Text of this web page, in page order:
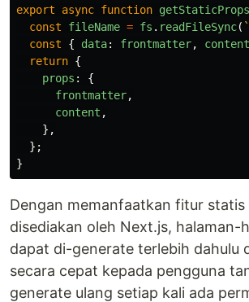
export
async function getStaticProps
const
fileName = fs . readFileSync(
const
{ data: frontmatter, content
return {
props :
{
frontmatter,
content ,
},
};
}
Dengan memanfaatkan fitur statis
disediakan oleh Next.js, halaman-
dapat di-generate terlebih dahulu
secara cepat kepada pengguna
generate ulang setiap kali ada